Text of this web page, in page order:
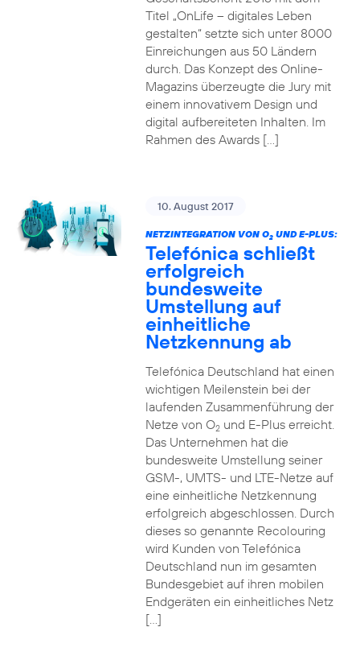
Titel „OnLife – digitales Leben
gestalten“ setzte sich unter 8000
Einreichungen aus 50 Ländern
durch. Das Konzept des Online-
Magazins überzeugte die Jury mit
einem innovativem Design und
digital aufbereiteten Inhalten. Im
Rahmen des Awards […]
10. August 2017
NETZINTEGRATION VON O2UND E-PLUS:
Telefónica schließt
erfolgreich
bundesweite
Umstellung auf
einheitliche
Netzkennung ab
Telefónica Deutschland hat einen
wichtigen Meilenstein bei der
laufenden Zusammenführung der
Netze von O2und E-Plus erreicht.
Das Unternehmen hat die
bundesweite Umstellung seiner
GSM-, UMTS- und LTE-Netze auf
eine einheitliche Netzkennung
erfolgreich abgeschlossen. Durch
dieses so genannte Recolouring
wird Kunden von Telefónica
Deutschland nun im gesamten
Bundesgebiet auf ihren mobilen
Endgeräten ein einheitliches Netz
[…]